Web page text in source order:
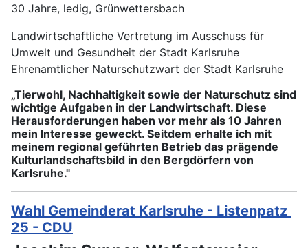
30 Jahre, ledig, Grünwettersbach
Landwirtschaftliche Vertretung im Ausschuss für
Umwelt und Gesundheit der Stadt Karlsruhe
Ehrenamtlicher Naturschutzwart der Stadt Karlsruhe
„Tierwohl, Nachhaltigkeit sowie der Naturschutz sind
wichtige Aufgaben in der Landwirtschaft. Diese
Herausforderungen haben vor mehr als 10 Jahren
mein Interesse geweckt. Seitdem erhalte ich mit
meinem regional geführten Betrieb das prägende
Kulturlandschaftsbild in den Bergdörfern von
Karlsruhe."
Wahl Gemeinderat Karlsruhe - Listenpatz
25 - CDU